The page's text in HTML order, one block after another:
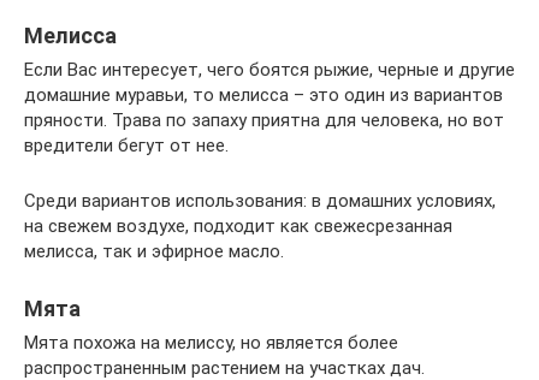
Мелисса
Если Вас интересует, чего боятся рыжие, черные и другие
домашние муравьи, то мелисса – это один из вариантов
пряности. Трава по запаху приятна для человека, но вот
вредители бегут от нее.
Среди вариантов использования: в домашних условиях,
на свежем воздухе, подходит как свежесрезанная
мелисса, так и эфирное масло.
Мята
Мята похожа на мелиссу, но является более
распространенным растением на участках дач.